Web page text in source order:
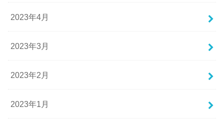
2023年4月
2023年3月
2023年2月
2023年1月